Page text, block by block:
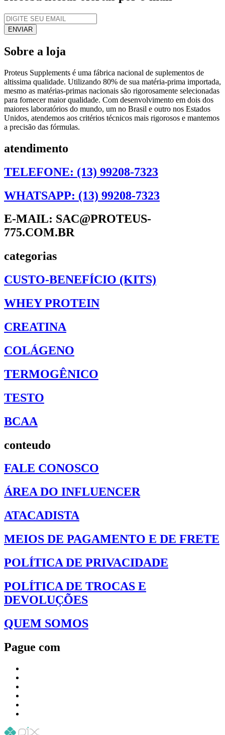
Sobre a loja
Proteus Supplements é uma fábrica nacional de suplementos de
altissima qualidade. Utilizando 80% de sua matéria-prima importada,
mesmo as matérias-primas nacionais são rigorosamente selecionadas
para fornecer maior qualidade. Com desenvolvimento em dois dos
maiores laboratórios do mundo, um no Brasil e outro nos Estados
Unidos, atendemos aos critérios técnicos mais rigorosos e mantemos
a precisão das fórmulas.
atendimento
TELEFONE: (13) 99208-7323
WHATSAPP: (13) 99208-7323
E-MAIL: SAC@PROTEUS-
775.COM.BR
categorias
CUSTO-BENEFÍCIO (KITS)
WHEY PROTEIN
CREATINA
COLÁGENO
TERMOGÊNICO
TESTO
BCAA
conteudo
FALE CONOSCO
ÁREA DO INFLUENCER
ATACADISTA
MEIOS DE PAGAMENTO E DE FRETE
POLÍTICA DE PRIVACIDADE
POLÍTICA DE TROCAS E
DEVOLUÇÕES
QUEM SOMOS
Pague com